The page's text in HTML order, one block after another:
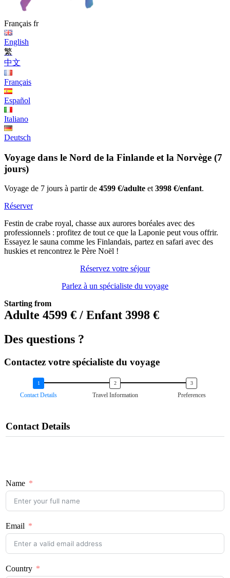
Français fr
English
繁
中文
Français
Español
Italiano
Deutsch
Voyage dans le Nord de la Finlande et la Norvège (7
jours)
Voyage de 7 jours à partir de 4599 €/adulte et3998 €/enfant.
Réserver
Festin de crabe royal, chasse aux aurores boréales avec des
professionnels : profitez de tout ce que la Laponie peut vous offrir.
Essayez le sauna comme les Finlandais, partez en safari avec des
huskies et rencontrez le Père Noël !
Réservez votre séjour
Parlez à un spécialiste du voyage
Starting from
Adulte 4599 € / Enfant 3998 €
Des questions ?
Contactez votre spécialiste du voyage
Contact Details Travel Information Preferences
Contact Details
Name
Email
Country